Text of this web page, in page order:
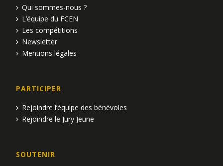
Qui sommes-nous ?
L’équipe du FCEN
Les compétitions
Newsletter
Mentions légales
PARTICIPER
Rejoindre l’équipe des bénévoles
Rejoindre le Jury Jeune
SOUTENIR